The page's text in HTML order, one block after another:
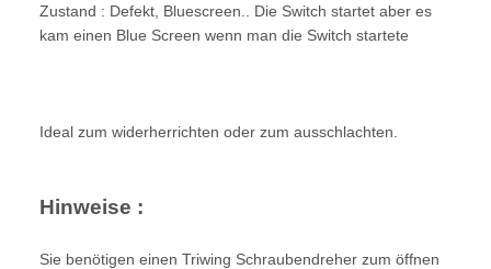
Zustand : Defekt, Bluescreen.. Die Switch startet aber es
kam einen Blue Screen wenn man die Switch startete
Ideal zum widerherrichten oder zum ausschlachten.
Hinweise :
Sie benötigen einen Triwing Schraubendreher zum öffnen